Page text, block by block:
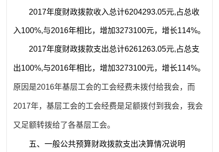
2017年度财政拨款收入总计6204293.05元,占总收
入100%,与2016年相比，增加3273100元，增长114%。
2017年度财政拨款支出总计6261263.05元,占总支
出100%,与2016年相比，增加3273100元，增长114%。
原因是2016年基层工会的工会经费未拨付给我会，而
2017年，基层工会的工会经费是足额拨付到我会，我会
又足额转拨给了各基层工会。
五、一般公共预算财政拨款支出决算情况说明